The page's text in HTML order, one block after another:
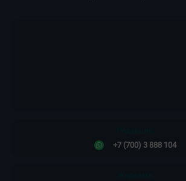
+7 (700) 3 888 104